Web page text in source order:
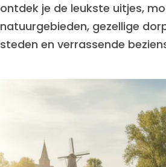
ontdek je de leukste uitjes,
natuurgebieden, gezellige
steden en verrassende